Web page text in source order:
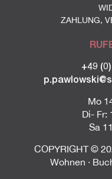
ZAHLUNG,
+49
Mo
Di- Fr:
Sa
COPYRIGHT ©
Wohnen ·